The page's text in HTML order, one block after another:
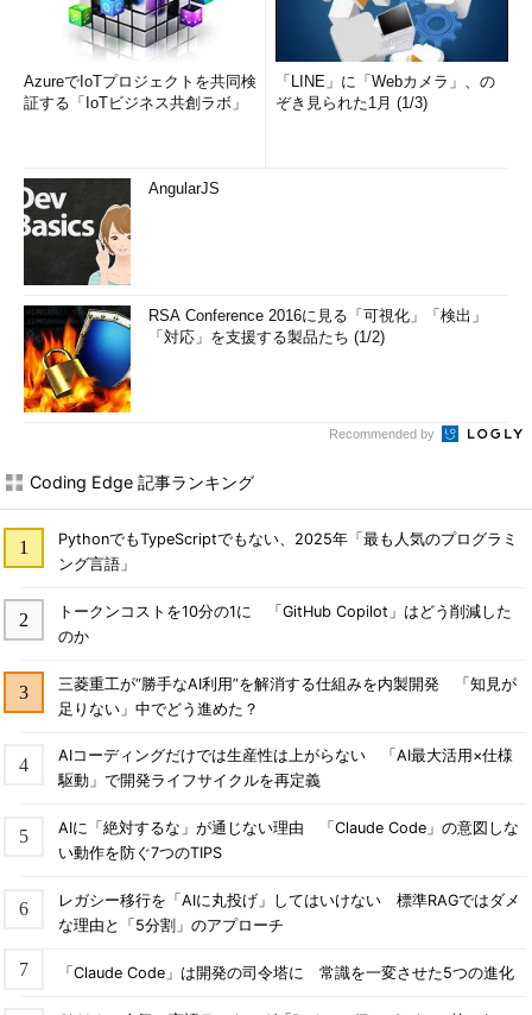
AzureでIoTプロジェクトを共同検
証する「IoTビジネス共創ラボ」
「LINE」に「Webカメラ」、の
ぞき見られた1月 (1/3)
AngularJS
RSA Conference 2016に見る「可視化」「検出」
「対応」を支援する製品たち (1/2)
Recommended by
Coding Edge 記事ランキング
PythonでもTypeScriptでもない、2025年「最も人気のプログラミ
ング言語」
トークンコストを10分の1に 「GitHub Copilot」はどう削減した
のか
三菱重工が“勝手なAI利用”を解消する仕組みを内製開発 「知見が
足りない」中でどう進めた？
AIコーディングだけでは生産性は上がらない 「AI最大活用×仕様
駆動」で開発ライフサイクルを再定義
AIに「絶対するな」が通じない理由 「Claude Code」の意図しな
い動作を防ぐ7つのTIPS
レガシー移行を「AIに丸投げ」してはいけない 標準RAGではダメ
な理由と「5分割」のアプローチ
「Claude Code」は開発の司令塔に 常識を一変させた5つの進化